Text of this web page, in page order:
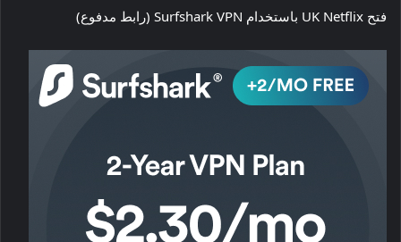
فتح UK Netflix باستخدام Surfshark VPN (رابط مدفوع)